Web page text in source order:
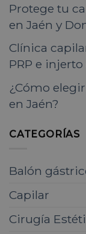
Protege tu
en Jaén y
Clínica
PRP e
¿Cómo
en Jaén?
CATEGORÍAS
Balón
Capilar
Cirugía